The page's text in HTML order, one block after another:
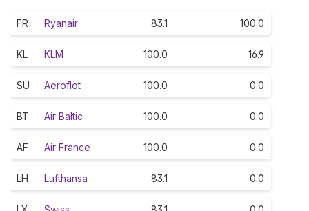
FR Ryanair 83.1 100.0
KL KLM 100.0 16.9
SU Aeroflot 100.0 0.0
BT Air Baltic 100.0 0.0
AF Air France 100.0 0.0
LH Lufthansa 83.1 0.0